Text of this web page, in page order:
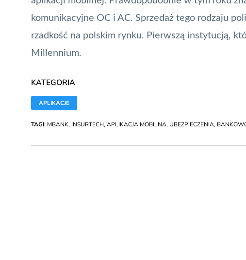
komunikacyjne OC i AC. Sprzedaż tego rodzaju
rzadkość na polskim rynku. Pierwszą instytucją,
Millennium.
KATEGORIA
APLIKACJE
TAGI: MBANK, INSURTECH, APLIKACJA MOBILNA, UBEZPIECZENIA,